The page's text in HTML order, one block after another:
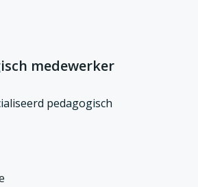
medewerker
pedagogisch